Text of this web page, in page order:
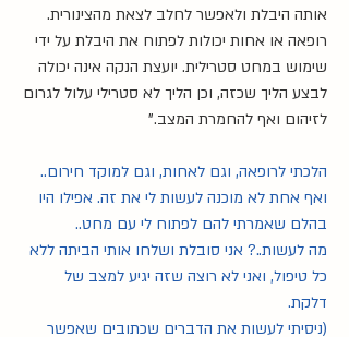
לזיהום ואף להחמרת המצב."
בהלם שאמרתי להם לפתוח לי עם מחט..
דלקת.